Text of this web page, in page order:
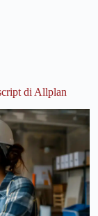
di Allplan